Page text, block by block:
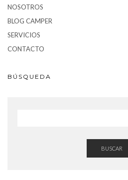
NOSOTROS
BLOG CAMPER
SERVICIOS
CONTACTO
BÚSQUEDA
BUSCAR